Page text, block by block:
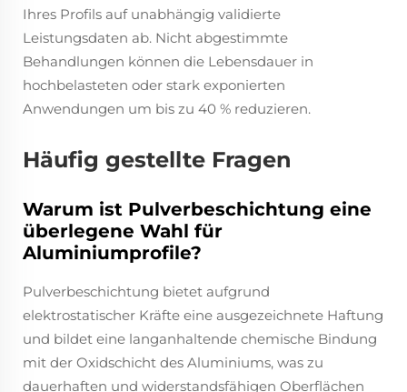
Ihres Profils auf unabhängig validierte
Leistungsdaten ab. Nicht abgestimmte
Behandlungen können die Lebensdauer in
hochbelasteten oder stark exponierten
Anwendungen um bis zu 40 % reduzieren.
Häufig gestellte Fragen
Warum ist Pulverbeschichtung eine
überlegene Wahl für
Aluminiumprofile?
Pulverbeschichtung bietet aufgrund
elektrostatischer Kräfte eine ausgezeichnete Haftung
und bildet eine langanhaltende chemische Bindung
mit der Oxidschicht des Aluminiums, was zu
dauerhaften und widerstandsfähigen Oberflächen